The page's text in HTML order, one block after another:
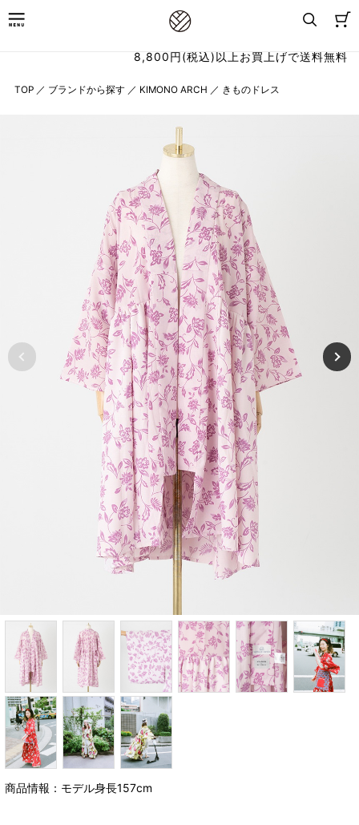
8,800円(税込)以上お買上げで送料無料
TOP ／ ブランドから探す ／ KIMONO ARCH ／ きものドレス
商品情報：モデル身長157cm